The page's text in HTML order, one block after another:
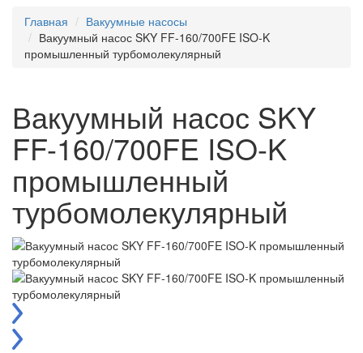
Главная
Вакуумные насосы
Вакуумный насос SKY FF-160/700FE ISO-K
промышленный турбомолекулярный
Вакуумный насос SKY
FF-160/700FE ISO-K
промышленный
турбомолекулярный